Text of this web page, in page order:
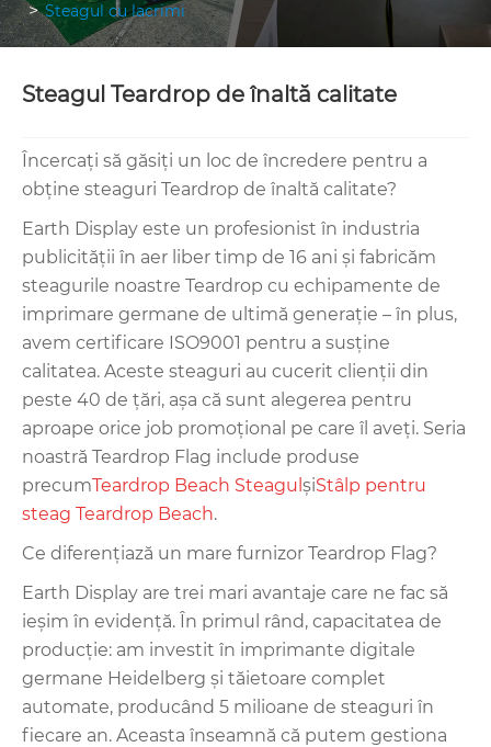
Steagul cu lacrimi
Steagul Teardrop de înaltă calitate
Încercați să găsiți un loc de încredere pentru a
obține steaguri Teardrop de înaltă calitate?
Earth Display este un profesionist în industria
publicității în aer liber timp de 16 ani și fabricăm
steagurile noastre Teardrop cu echipamente de
imprimare germane de ultimă generație – în plus,
avem certificare ISO9001 pentru a susține
calitatea. Aceste steaguri au cucerit clienții din
peste 40 de țări, așa că sunt alegerea pentru
aproape orice job promoțional pe care îl aveți. Seria
noastră Teardrop Flag include produse
precumTeardrop Beach Steagul şiStâlp pentru
steag Teardrop Beach.
Ce diferențiază un mare furnizor Teardrop Flag?
Earth Display are trei mari avantaje care ne fac să
ieșim în evidență. În primul rând, capacitatea de
producție: am investit în imprimante digitale
germane Heidelberg și tăietoare complet
automate, producând 5 milioane de steaguri în
fiecare an. Aceasta înseamnă că putem gestiona